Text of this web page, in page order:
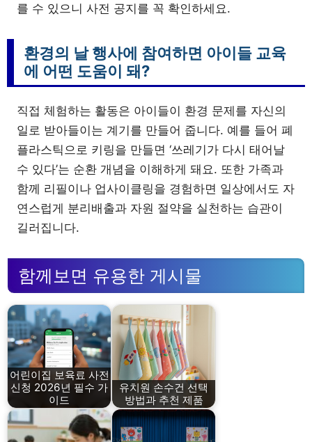
를 수 있으니 사전 공지를 꼭 확인하세요.
환경의 날 행사에 참여하면 아이들 교육
에 어떤 도움이 돼?
직접 체험하는 활동은 아이들이 환경 문제를 자신의
일로 받아들이는 계기를 만들어 줍니다. 예를 들어 폐
플라스틱으로 키링을 만들면 ‘쓰레기가 다시 태어날
수 있다’는 순환 개념을 이해하게 돼요. 또한 가족과
함께 리필이나 업사이클링을 경험하면 일상에서도 자
연스럽게 분리배출과 자원 절약을 실천하는 습관이
길러집니다.
함께보면 유용한 게시물
어린이집 보육료 사전
신청 2026년 필수 가
이드
유치원 손수건 선택
방법과 추천 제품